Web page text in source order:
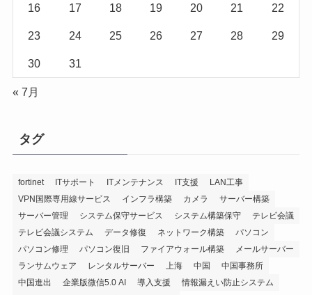
16 17 18 19 20 21 22
23 24 25 26 27 28 29
30 31
« 7月
タグ
fortinet ITサポート ITメンテナンス IT支援
LAN工事
VPN国際専用線サービス
インフラ構築 カメラ
サーバー構築
サーバー管理
システム保守サービス システム構築保守
テレビ会議
テレビ会議システム
データ修復 ネットワーク構築
パソコン
パソコン修理
パソコン復旧 ファイアウォール構築
メールサーバー
ランサムウェア
レンタルサーバー 上海 中国
中国事務所
中国進出
企業版微信5.0 AI 導入支援
情報漏えい防止システム